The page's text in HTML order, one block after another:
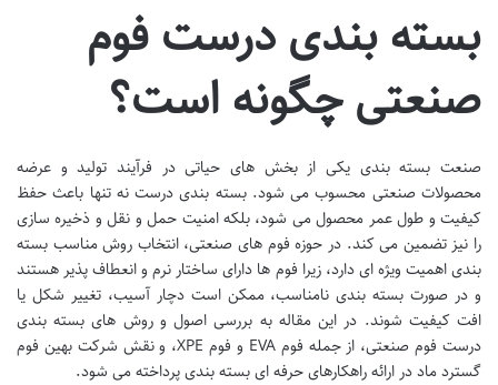
بسته بندی درست فوم
صنعتی چگونه است؟
صنعت بسته بندی یکی از بخش های حیاتی در فرآیند تولید و عرضه
محصولات صنعتی محسوب می شود. بسته بندی درست نه تنها باعث حفظ
کیفیت و طول عمر محصول می شود، بلکه امنیت حمل و نقل و ذخیره سازی
را نیز تضمین می کند. در حوزه فوم های صنعتی، انتخاب روش مناسب بسته
بندی اهمیت ویژه ای دارد، زیرا فوم ها دارای ساختار نرم و انعطاف پذیر هستند
و در صورت بسته بندی نامناسب، ممکن است دچار آسیب، تغییر شکل یا
افت کیفیت شوند. در این مقاله به بررسی اصول و روش های بسته بندی
درست فوم صنعتی، از جمله فوم EVA و فوم XPE، و نقش شرکت بهین فوم
گسترد ماد در ارائه راهکارهای حرفه ای بسته بندی پرداخته می شود.